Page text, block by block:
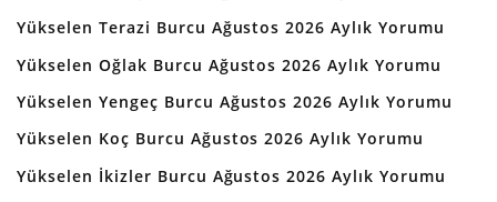
Yükselen Terazi Burcu Ağustos 2026 Aylık Yorumu
Yükselen Oğlak Burcu Ağustos 2026 Aylık Yorumu
Yükselen Yengeç Burcu Ağustos 2026 Aylık Yorumu
Yükselen Koç Burcu Ağustos 2026 Aylık Yorumu
Yükselen İkizler Burcu Ağustos 2026 Aylık Yorumu